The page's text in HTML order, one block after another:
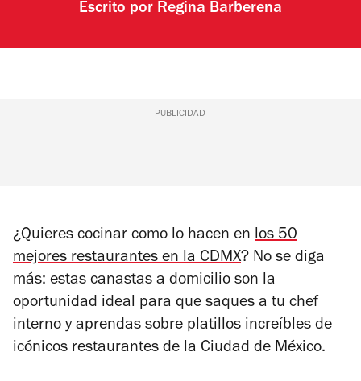
Escrito por Regina Barberena
PUBLICIDAD
¿Quieres cocinar como lo hacen en los 50
mejores restaurantes en la CDMX? No se diga
más: estas canastas a domicilio son la
oportunidad ideal para que saques a tu chef
interno y aprendas sobre platillos increíbles de
icónicos restaurantes de la Ciudad de México.